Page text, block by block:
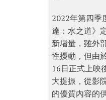
2022年第四季
達：水之道》
新增量，雖外
性擾動，但由
16日正式上映
大提振，從影
的優質內容的